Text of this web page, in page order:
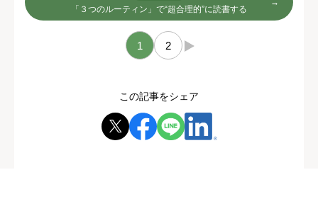
「３つのルーティン」で“超合理的”に読書する
1 2 →
この記事をシェア